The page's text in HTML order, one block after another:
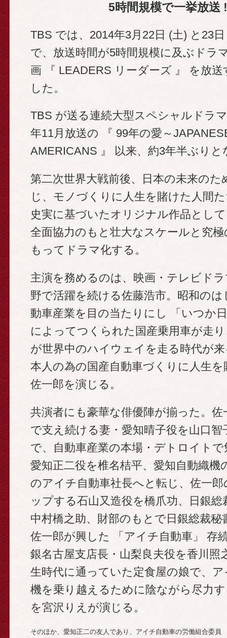
5時間規模で一挙放送
TBS では、2014年3月22日 (土) と23
で、放送時間が5時間規模に及ぶドラ
画 『 LEADERS リーダーズ 』 を放
した。
TBS が送る連続大型スペシャルドラ
年11月放送の 『 99年の愛～
AMERICANS 』 以来、約3年半ぶりと
第二次世界大戦前後、日本の未来のた
じ、モノづくりに人生を賭けた人間
史実に基づいたオリジナル作品とし
全面協力のもと壮大なスケールと究
もってドラマ化する。
主演を務めるのは、映画・テレビド
野で活躍を続ける佐藤浩市。昭和の
動車産業を目の当たりにし 「いつか
によってつくられた国産乗用車が走
が世界中のハイウェイを走る時代が
本人の為の国産自動車づくりに人生
佐一郎を演じる。
共演者にも豪華な俳優陣が揃った。佐
で支え続ける妻・愛知晴子役を山口智
で、自動車産業の本場・デトロイト
愛知正二役を椎名桔平、愛知自動織機
のアイチ自動車社長へと転じ、佐一
ップする石山又造役を橋爪功、日銀総
中村橋之助、財部のもとで日銀総裁秘
佐一郎が興した 「アイチ自動車」 存
銀名古屋支店長・山梨良夫役を香川照
生時代に通っていた定食屋の娘で、
機を乗り越えるために陰ながら尽力
を宮沢りえが演じる。
そのほか、愛知正二の友人であり、アイチ自動車の労働組合委員